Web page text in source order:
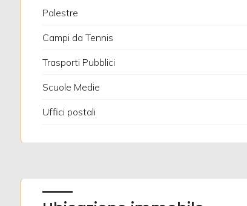
Palestre
Campi da Tennis
Trasporti Pubblici
Scuole Medie
Uffici postali
Ascensore
Arredato